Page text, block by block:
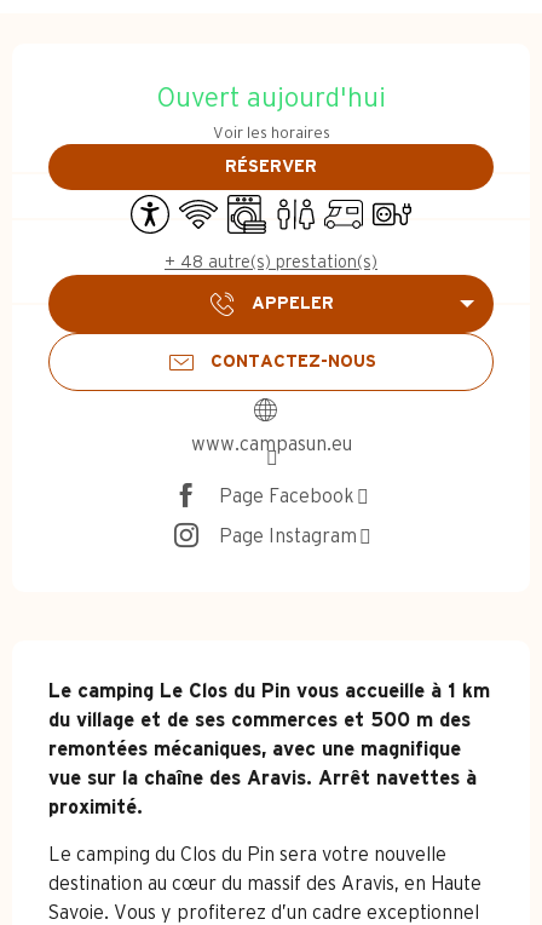
Ouvert aujourd'hui
Voir les horaires
RÉSERVER
Accessibilité
WiFi Lave lingeToilettesAccueil camping car
Branchements
+ 48 autre(s) prestation(s)
APPELER
CONTACTEZ-NOUS
www.campasun.eu
Page Facebook
Page Instagram
Le camping Le Clos du Pin vous accueille à 1 km
du village et de ses commerces et 500 m des
remontées mécaniques, avec une magnifique
vue sur la chaîne des Aravis. Arrêt navettes à
proximité.
Le camping du Clos du Pin sera votre nouvelle
destination au cœur du massif des Aravis, en Haute
Savoie. Vous y profiterez d’un cadre exceptionnel